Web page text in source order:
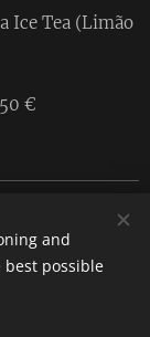
Ice Tea (Limão
€
and
possible